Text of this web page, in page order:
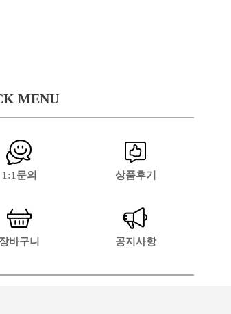
MENU
1:1문의 상품후기
장바구니 공지사항